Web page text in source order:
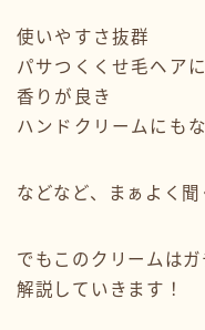
使いやすさ抜群
パサつくくせ毛ヘア
香りが良き
ハンドクリームにも
などなど、まぁよく聞
でもこのクリームは
解説していきます！